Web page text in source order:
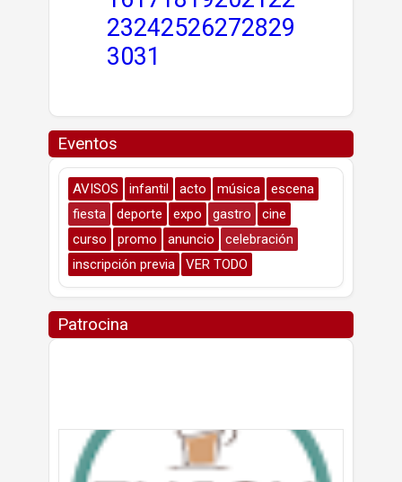
23242526272829
3031
Eventos
AVISOS infantil acto música
escena
fiesta
deporte expo gastro
cine
curso
promo anuncio
celebración
inscripción previa
VER TODO
Patrocina